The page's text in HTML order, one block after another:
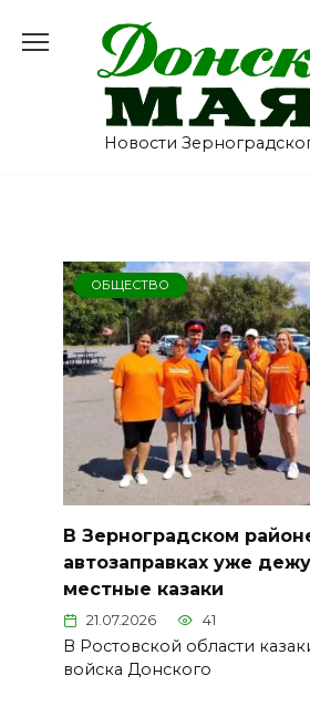
содержанию
Новости
ОБЩЕСТВО
В Зерноградском
автозаправках уже
местные казаки
21.07.2026 41
В Ростовской области
войска Донского